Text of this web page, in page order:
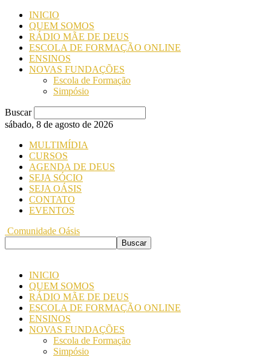
INICIO
QUEM SOMOS
RÁDIO MÃE DE DEUS
ESCOLA DE FORMAÇÃO ONLINE
ENSINOS
NOVAS FUNDAÇÕES
Escola de Formação
Simpósio
Buscar
sábado, 8 de agosto de 2026
MULTIMÍDIA
CURSOS
AGENDA DE DEUS
SEJA SÓCIO
SEJA OÁSIS
CONTATO
EVENTOS
Comunidade Oásis
INICIO
QUEM SOMOS
RÁDIO MÃE DE DEUS
ESCOLA DE FORMAÇÃO ONLINE
ENSINOS
NOVAS FUNDAÇÕES
Escola de Formação
Simpósio